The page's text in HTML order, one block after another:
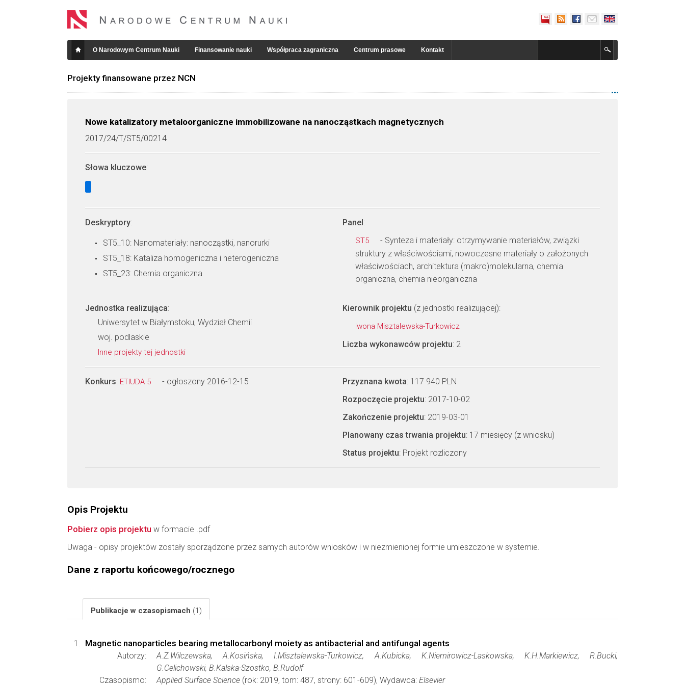
O Narodowym Centrum Nauki Finansowanie nauki Współpraca zagraniczna Centrum prasowe Kontakt
Projekty finansowane przez NCN
Nowe katalizatory metaloorganiczne immobilizowane na nanocząstkach magnetycznych
2017/24/T/ST5/00214
Słowa kluczowe:
Deskryptory:
ST5_10: Nanomateriały: nanocząstki, nanorurki
ST5_18: Kataliza homogeniczna i heterogeniczna
ST5_23: Chemia organiczna
Panel:
ST5
- Synteza i materiały: otrzymywanie materiałów, związki
struktury z właściwościami, nowoczesne materiały o założonych
właściwościach, architektura (makro)molekularna, chemia
organiczna, chemia nieorganiczna
Jednostka realizująca:
Uniwersytet w Białymstoku, Wydział Chemii
woj. podlaskie
Inne projekty tej jednostki
Kierownik projektu (z jednostki realizującej):
Iwona Misztalewska-Turkowicz
Liczba wykonawców projektu: 2
Konkurs: ETIUDA 5 - ogłoszony 2016-12-15 Przyznana kwota: 117 940 PLN
Rozpoczęcie projektu: 2017-10-02
Zakończenie projektu: 2019-03-01
Planowany czas trwania projektu: 17 miesięcy (z wniosku)
Status projektu: Projekt rozliczony
Opis Projektu
Pobierz opis projektu w formacie .pdf
Uwaga - opisy projektów zostały sporządzone przez samych autorów wniosków i w niezmienionej formie umieszczone w systemie.
Dane z raportu końcowego/rocznego
Publikacje w czasopismach (1)
Magnetic nanoparticles bearing metallocarbonyl moiety as antibacterial and antifungal agents
Autorzy:
A.Z.Wilczewska, A.Kosińska, I.Misztalewska-Turkowicz, A.Kubicka, K.Niemirowicz-Laskowska, K.H.Markiewicz, R.Bucki,
G.Celichowski, B.Kalska-Szostko, B.Rudolf
Czasopismo:
Applied Surface Science (rok: 2019, tom: 487, strony: 601-609), Wydawca: Elsevier